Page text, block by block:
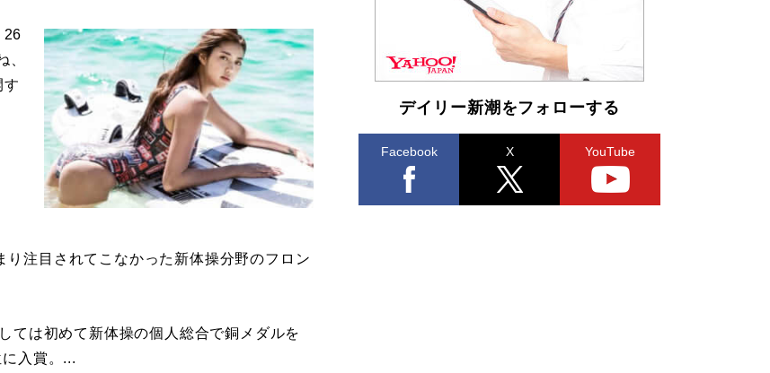
26
、
す
注目されてこなかった新体操分野のフロン
は初めて新体操の個人総合で銅メダルを
入賞。...
デイリー新潮をフォローする
Facebook X YouTube